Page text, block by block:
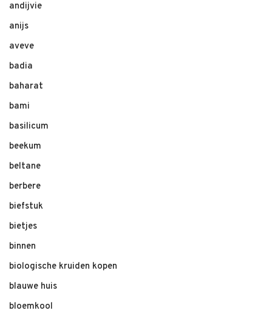
andijvie
anijs
aveve
badia
baharat
bami
basilicum
beekum
beltane
berbere
biefstuk
bietjes
binnen
biologische kruiden kopen
blauwe huis
bloemkool